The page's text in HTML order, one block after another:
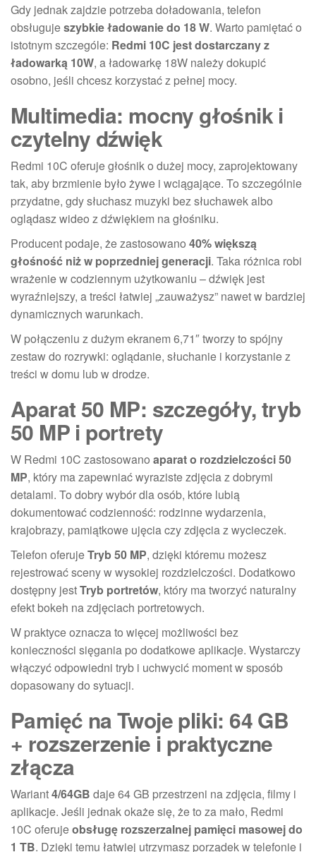
Gdy jednak zajdzie potrzeba doładowania, telefon
obsługujeszybkie ładowanie do 18 W. Warto pamiętać o
istotnym szczególe: Redmi 10C jest dostarczany z
ładowarką 10W, a ładowarkę 18W należy dokupić
osobno, jeśli chcesz korzystać z pełnej mocy.
Multimedia: mocny głośnik i
czytelny dźwięk
Redmi 10C oferuje głośnik o dużej mocy, zaprojektowany
tak, aby brzmienie było żywe i wciągające. To szczególnie
przydatne, gdy słuchasz muzyki bez słuchawek albo
oglądasz wideo z dźwiękiem na głośniku.
Producent podaje, że zastosowano 40% większą
głośność niż w poprzedniej generacji. Taka różnica robi
wrażenie w codziennym użytkowaniu – dźwięk jest
wyraźniejszy, a treści łatwiej „zauważysz” nawet w bardziej
dynamicznych warunkach.
W połączeniu z dużym ekranem 6,71″ tworzy to spójny
zestaw do rozrywki: oglądanie, słuchanie i korzystanie z
treści w domu lub w drodze.
Aparat 50 MP: szczegóły, tryb
50 MP i portrety
W Redmi 10C zastosowano aparat o rozdzielczości 50
MP, który ma zapewniać wyraziste zdjęcia z dobrymi
detalami. To dobry wybór dla osób, które lubią
dokumentować codzienność: rodzinne wydarzenia,
krajobrazy, pamiątkowe ujęcia czy zdjęcia z wycieczek.
Telefon oferujeTryb 50 MP, dzięki któremu możesz
rejestrować sceny w wysokiej rozdzielczości. Dodatkowo
dostępny jestTryb portretów, który ma tworzyć naturalny
efekt bokeh na zdjęciach portretowych.
W praktyce oznacza to więcej możliwości bez
konieczności sięgania po dodatkowe aplikacje. Wystarczy
włączyć odpowiedni tryb i uchwycić moment w sposób
dopasowany do sytuacji.
Pamięć na Twoje pliki: 64 GB
+ rozszerzenie i praktyczne
złącza
Wariant4/64GB daje 64 GB przestrzeni na zdjęcia, filmy i
aplikacje. Jeśli jednak okaże się, że to za mało, Redmi
10C oferujeobsługę rozszerzalnej pamięci masowej do
1 TB. Dzięki temu łatwiej utrzymasz porządek w telefonie i